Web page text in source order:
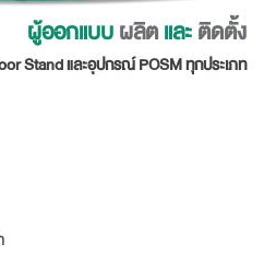
ผู้ออกแบบผลิตและติดตั้ง
Stand และอุปกรณ์ POSM ทุกประเภท